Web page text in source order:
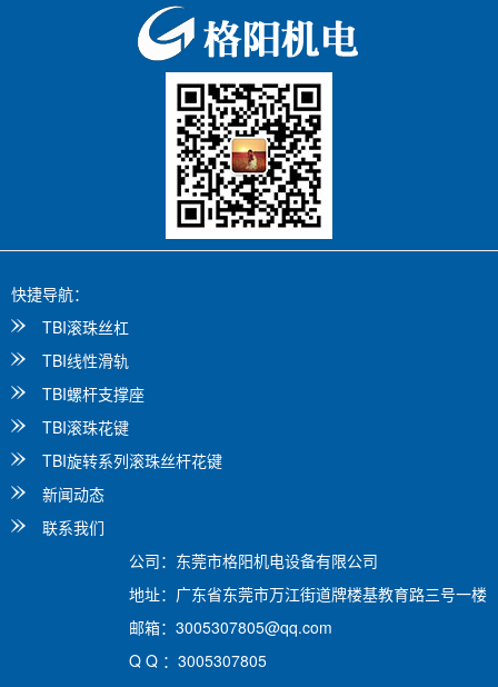
快捷导航：
TBI滚珠丝杠
TBI线性滑轨
TBI螺杆支撑座
TBI滚珠花键
TBI旋转系列滚珠丝杆花键
新闻动态
联系我们
公司：东莞市格阳机电设备有限公司
地址：广东省东莞市万江街道牌楼基教育路三号一楼
邮箱：3005307805@qq.com
Q Q ：3005307805